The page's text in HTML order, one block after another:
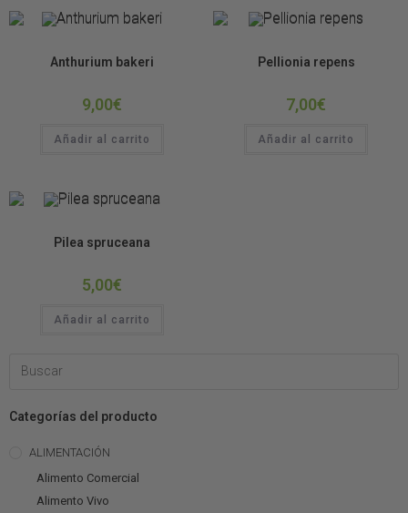
Categorías del producto
ALIMENTACIÓN
Alimento Comercial
Alimento Vivo
Anthurium bakeri
9,00€
Añadir al carrito
Pellionia repens
7,00€
Añadir al carrito
Pilea spruceana
5,00€
Añadir al carrito